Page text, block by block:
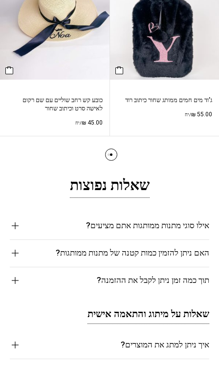
ג’וד מים חמים ממותג שחור כיתוב רוד
₪ 55.00 /יח
כובע קש רחב שוליים עם שם רקום
לאישה סרט וכיתוב שחור
₪45.00 /יח
שאלות נפוצות
אילו סוגי מתנות ממותגות אתם מציעים?
האם ניתן להזמין כמות קטנה של מתנות ממותגות?
תוך כמה זמן ניתן לקבל את ההזמנה?
שאלות על מיתוג והתאמה אישית
איך ניתן למתג את המוצרים?